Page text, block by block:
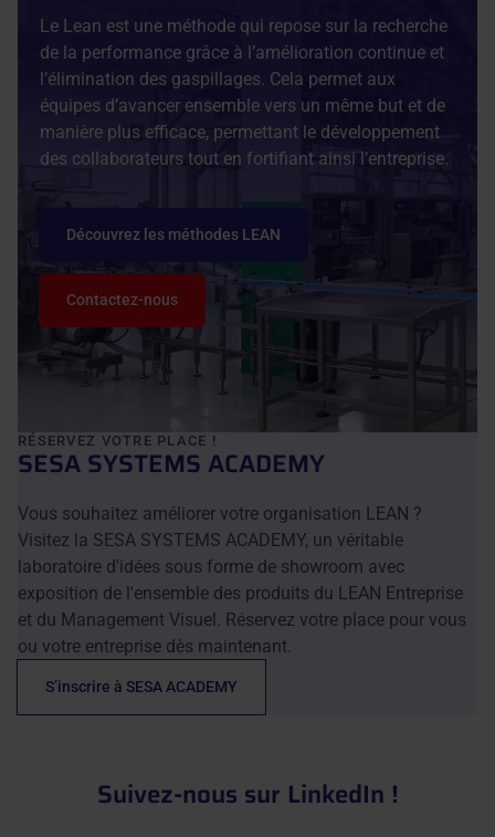
Le Lean est une méthode qui repose sur la recherche
de la performance grâce à l’amélioration continue et
l’élimination des gaspillages. Cela permet aux
équipes d’avancer ensemble vers un même but et de
manière plus efficace, permettant le développement
des collaborateurs tout en fortifiant ainsi l’entreprise.
Découvrez les méthodes LEAN
Contactez-nous
RÉSERVEZ VOTRE PLACE !
SESA SYSTEMS ACADEMY
Vous souhaitez améliorer votre organisation LEAN ?
Visitez la SESA SYSTEMS ACADEMY, un véritable
laboratoire d'idées sous forme de showroom avec
exposition de l'ensemble des produits du LEAN Entreprise
et du Management Visuel. Réservez votre place pour vous
ou votre entreprise dès maintenant.
S’inscrire à SESA ACADEMY
Suivez-nous sur LinkedIn !